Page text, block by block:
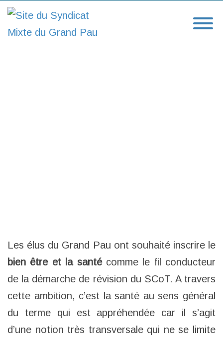
Site officiel du syndicat mixte du Grand Pau
Les élus du Grand Pau ont souhaité inscrire le
bien être et la santécomme le fil conducteur
de la démarche de révision du SCoT. A travers
cette ambition, c’est la santé au sens général
du terme qui est appréhendée car il s’agit
d’une notion très transversale qui ne se limite